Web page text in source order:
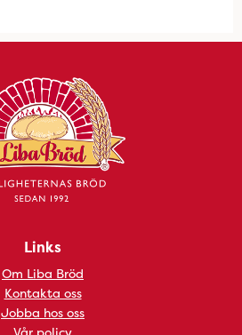
Links
Om Liba Bröd
Kontakta oss
Jobba hos oss